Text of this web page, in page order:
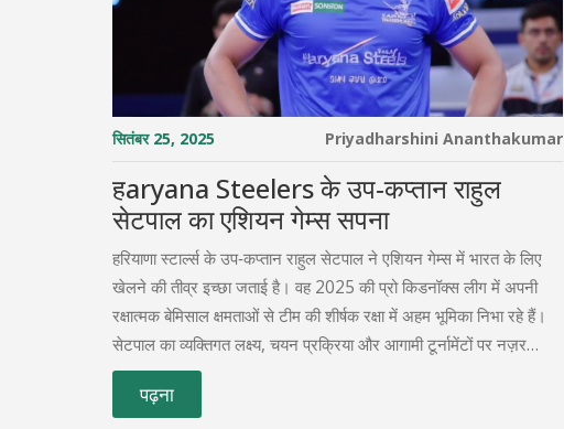
सितंबर 25, 2025 Priyadharshini Ananthakumar
हaryana Steelers के उप‑कप्तान राहुल
सेटपाल का एशियन गेम्स सपना
हरियाणा स्टार्ल्स के उप‑कप्तान राहुल सेटपाल ने एशियन गेम्स में भारत के लिए
खेलने की तीव्र इच्छा जताई है। वह 2025 की प्रो किडनॉक्स लीग में अपनी
रक्षात्मक बेमिसाल क्षमताओं से टीम की शीर्षक रक्षा में अहम भूमिका निभा रहे हैं।
सेटपाल का व्यक्तिगत लक्ष्य, चयन प्रक्रिया और आगामी टूर्नामेंटों पर नज़र
डालते हैं।
पढ़ना